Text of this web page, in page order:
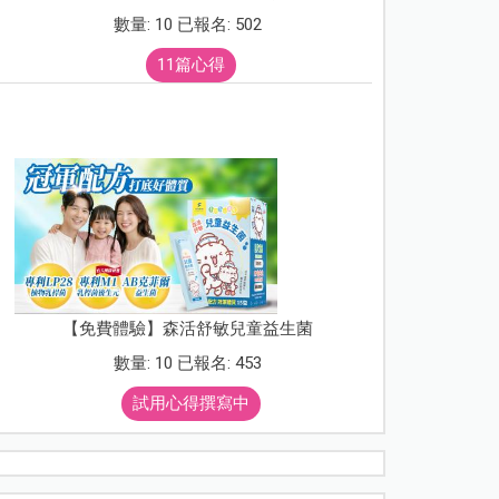
數量: 10 已報名: 502
11篇心得
【免費體驗】森活舒敏兒童益生菌
數量: 10 已報名: 453
試用心得撰寫中